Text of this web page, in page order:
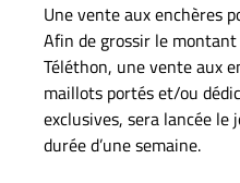
Une vente aux enchères
Afin de grossir le montant
Téléthon, une vente aux
maillots portés et/ou
exclusives, sera lancée
durée d’une semaine.